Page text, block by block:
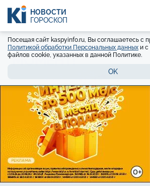
НОВОСТИ
ГОРОСКОП
Посещая сайт kaspyinfo.ru, Вы соглашаетесь с
Политикой обработки Персональных данных и с
файлов cookie, указанных в данной Политике.
OK